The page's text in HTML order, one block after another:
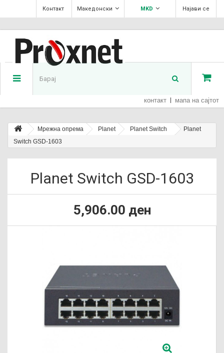
Најави се
MKD
Македонски
Контакт
контакт мапа на сајтот
Мрежна опрема Planet Planet Switch
Planet
Switch GSD-1603
Planet Switch GSD-1603
5,906.00 ден